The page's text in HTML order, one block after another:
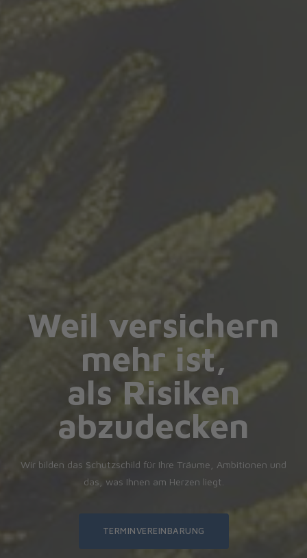
Weil versichern
mehr ist,
als Risiken
abzudecken
Wir bilden das Schutzschild für Ihre Träume, Ambitionen und
das, was Ihnen am Herzen liegt.
TERMINVEREINBARUNG